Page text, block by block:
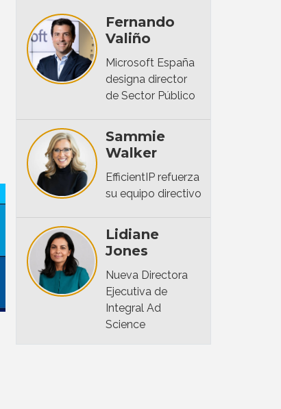
Fernando
Valiño
Microsoft España
designa director
de Sector Público
Sammie
Walker
EfficientIP refuerza
su equipo directivo
Lidiane
Jones
Nueva Directora
Ejecutiva de
Integral Ad
Science